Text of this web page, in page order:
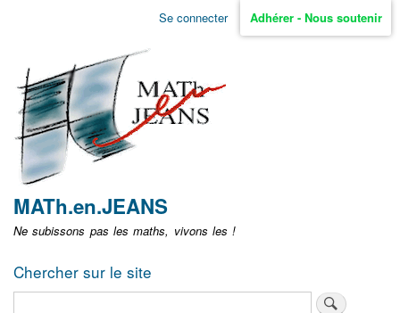
Aller
non
identifié
Se connecter Adhérer - Nous soutenir
MATh.en.JEANS
Ne subissons pas les maths, vivons les !
Chercher sur le site